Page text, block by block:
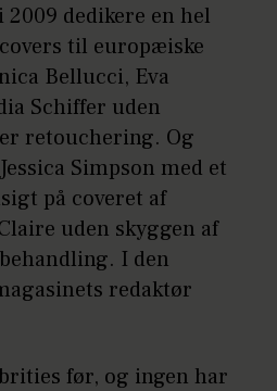
dedikere en hel
til europæiske
Bellucci, Eva
Schiffer uden
retouchering. Og
Simpson med et
på coveret af
uden skyggen af
I den
redaktør
før, og ingen har